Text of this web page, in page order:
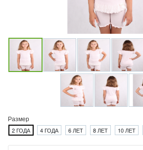
Размер
2 ГОДА 4 ГОДА 6 ЛЕТ 8 ЛЕТ 10 ЛЕТ